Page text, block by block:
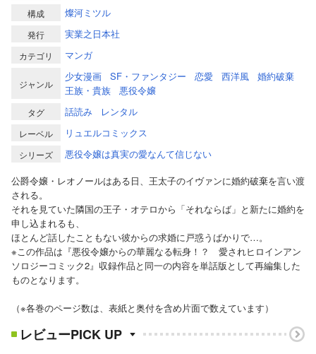
構成 燦河ミツル
発行 実業之日本社
カテゴリ マンガ
ジャンル
少女漫画 SF・ファンタジー 恋愛 西洋風
婚約破棄
王族・貴族
悪役令嬢
タグ 話読み レンタル
レーベル リュエルコミックス
シリーズ
悪役令嬢は真実の愛なんて信じない
公爵令嬢・レオノールはある日、王太子のイヴァンに婚約破棄を言い渡
される。
それを見ていた隣国の王子・オテロから「それならば」と新たに婚約を
申し込まれるも、
ほとんど話したこともない彼からの求婚に戸惑うばかりで…。
※この作品は『悪役令嬢からの華麗なる転身！？ 愛されヒロインアン
ソロジーコミック2』収録作品と同一の内容を単話版として再編集した
ものとなります。
（※各巻のページ数は、表紙と奥付を含め片面で数えています）
レビューPICK UP